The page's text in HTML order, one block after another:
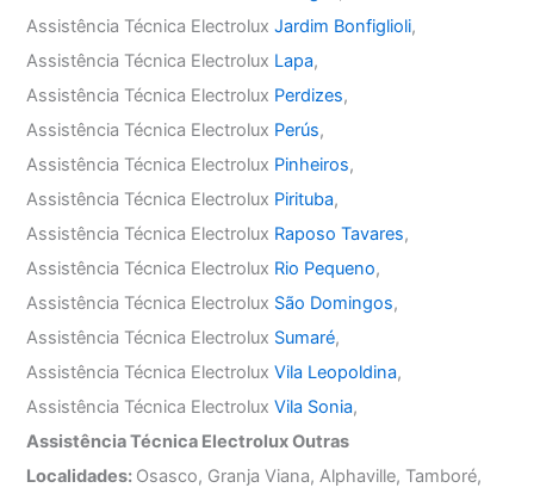
Assistência Técnica ElectroluxJardim Bonfiglioli,
Assistência Técnica Electrolux Lapa,
Assistência Técnica Electrolux Perdizes,
Assistência Técnica Electrolux Perús,
Assistência Técnica Electrolux Pinheiros,
Assistência Técnica Electrolux Pirituba,
Assistência Técnica Electrolux Raposo Tavares,
Assistência Técnica Electrolux Rio Pequeno,
Assistência Técnica Electrolux São Domingos,
Assistência Técnica Electrolux Sumaré,
Assistência Técnica ElectroluxVila Leopoldina,
Assistência Técnica ElectroluxVila Sonia,
Assistência Técnica Electrolux Outras
Localidades: Osasco, Granja Viana, Alphaville, Tamboré,